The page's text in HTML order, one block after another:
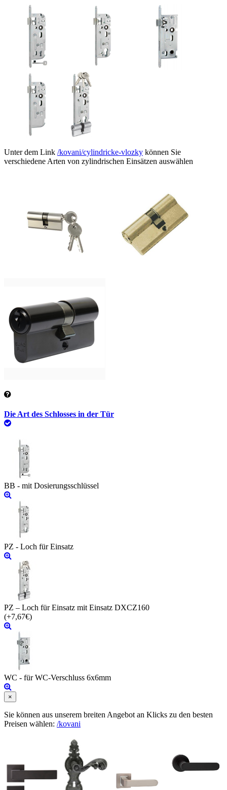
Unter dem Link /kovani/cylindricke-vlozky können Sie
verschiedene Arten von zylindrischen Einsätzen auswählen
Die Art des Schlosses in der Tür
BB - mit Dosierungsschlüssel
PZ - Loch für Einsatz
PZ – Loch für Einsatz mit Einsatz DXCZ160
(+7,67€)
WC - für WC-Verschluss 6x6mm
×
Sie können aus unserem breiten Angebot an Klicks zu den besten
Preisen wählen: /kovani